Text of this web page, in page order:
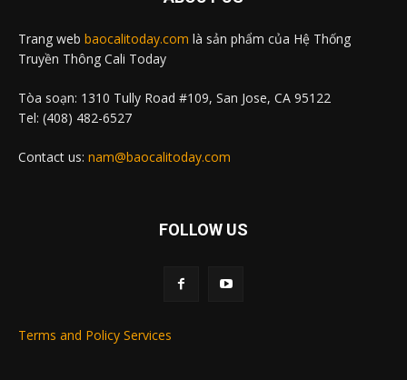
Trang web baocalitoday.com là sản phẩm của Hệ Thống
Truyền Thông Cali Today
Tòa soạn: 1310 Tully Road #109, San Jose, CA 95122
Tel: (408) 482-6527
Contact us: nam@baocalitoday.com
FOLLOW US
Terms and Policy Services